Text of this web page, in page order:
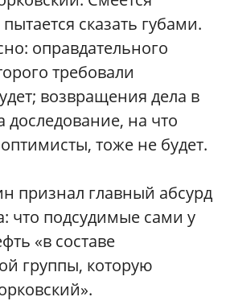
сказать губами.
оправдательного
требовали
возвращения дела в
доследование, на что
тоже не будет.
признал главный абсурд
что подсудимые сами у
«в составе
группы, которую